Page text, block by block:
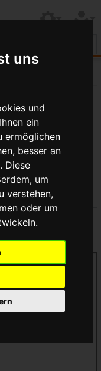
uns
und
ein
ermöglichen
besser an
Diese
um
verstehen,
oder um
diese
die der Gruppe
und